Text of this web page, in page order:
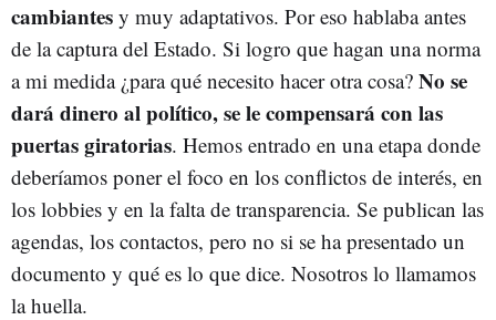
cambiantes y muy adaptativos. Por eso hablaba antes
de la captura del Estado. Si logro que hagan una norma
a mi medida ¿para qué necesito hacer otra cosa? No se
dará dinero al político, se le compensará con las
puertas giratorias. Hemos entrado en una etapa donde
deberíamos poner el foco en los conflictos de interés, en
los lobbies y en la falta de transparencia. Se publican las
agendas, los contactos, pero no si se ha presentado un
documento y qué es lo que dice. Nosotros lo llamamos
la huella.